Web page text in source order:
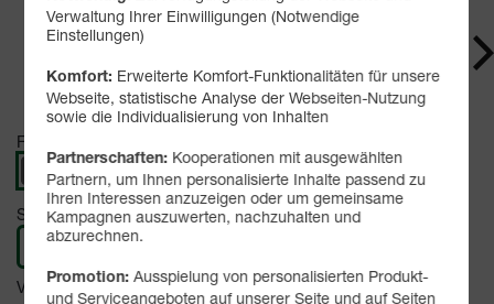
Farbe -
Speicher -128 GB
Verfügbarkeit - Sofort lieferbar
Verwaltung Ihrer Einwilligungen (Notwendige
Einstellungen)
Komfort: Erweiterte Komfort-Funktionalitäten für unsere
Webseite, statistische Analyse der Webseiten-Nutzung
sowie die Individualisierung von Inhalten
Partnerschaften: Kooperationen mit ausgewählten
Partnern, um Ihnen personalisierte Inhalte passend zu
Ihren Interessen anzuzeigen oder um gemeinsame
Kampagnen auszuwerten, nachzuhalten und
abzurechnen.
Promotion: Ausspielung von personalisierten Produkt-
und Serviceangeboten auf unserer Seite und auf Seiten